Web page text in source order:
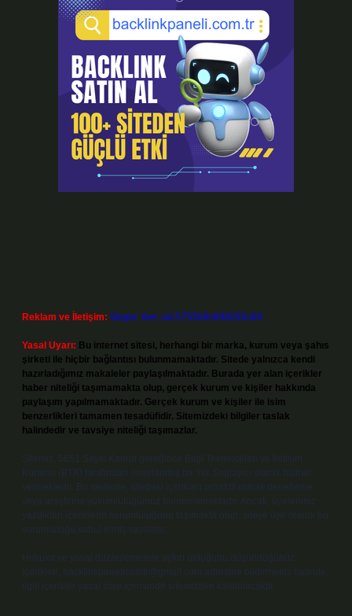
Reklam ve İletişim: Skype: live:.cid.575569c608265c69
Yasal Uyarı: Bu internet sitesi, herhangi bir marka, kurum veya şahıs
şirketi ile hiçbir bağlantısı bulunmamaktadır. Sitede yalnızca kendi
hazırladığımız makaleler paylaşılmaktadır. Burada yer alan içerikler
haber niteliği taşımamakta olup, gerçek kurum ve kişiler hakkında
paylaşım yapılmamaktadır. Gerçek kurum ve kişiler ile isim
benzerlikleri tamamen tesadüfidir. Sitemizdeki bilgiler taslak
halindedir ve tavsiye niteliği taşımazlar.
Sitemiz, 5651 Sayılı Kanun gereğince Bilgi Teknolojileri ve İletişim
Kurumu (BTK) tarafından onaylanmış bir Yer Sağlayıcı olarak hizmet
vermektedir. Bu nedenle, sitedeki içerikleri proaktif olarak denetleme
veya araştırma yükümlülüğümüz bulunmamaktadır. Ancak, üyelerimiz
yazdıkları içeriklerin sorumluluğunu taşımakta olup, siteye üye olarak bu
sorumluluğu kabul etmiş sayılırlar.
Hukuka ve yasal düzenlemelere aykırı olduğunu düşündüğünüz
içerikleri,
backlinkpanelicomtr@gmail.com adresine bildirmeniz halinde,
ilgili içerikler yasal süre içerisinde sitemizden kaldırılacaktır.